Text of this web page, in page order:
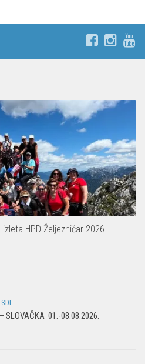
HPD Željezničar 2026.
SDI
SLOVAČKA 01.-08.08.2026.